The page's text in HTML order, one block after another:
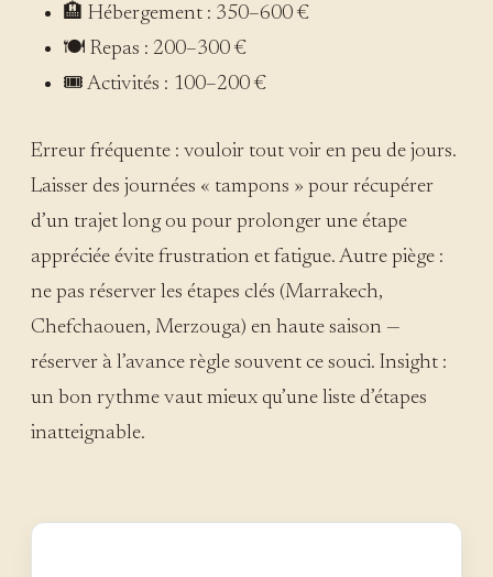
🏨 Hébergement : 350–600 €
🍽 Repas : 200–300 €
🎟 Activités : 100–200 €
Erreur fréquente : vouloir tout voir en peu de jours.
Laisser des journées « tampons » pour récupérer
d’un trajet long ou pour prolonger une étape
appréciée évite frustration et fatigue. Autre piège :
ne pas réserver les étapes clés (Marrakech,
Chefchaouen, Merzouga) en haute saison —
réserver à l’avance règle souvent ce souci. Insight :
un bon rythme vaut mieux qu’une liste d’étapes
inatteignable.